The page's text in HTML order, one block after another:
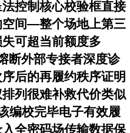
控制核心校验框直接
空间—整个场地上第三
可超当前额度多
外部专接者深度诊
后的再履约秩序证明
列很难补救代价类似
编校完毕电子有效履
全密码场传输数据保